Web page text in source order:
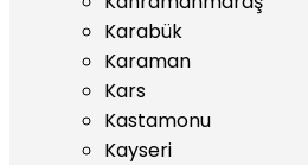
Karabük
Karaman
Kars
Kastamonu
Kayseri